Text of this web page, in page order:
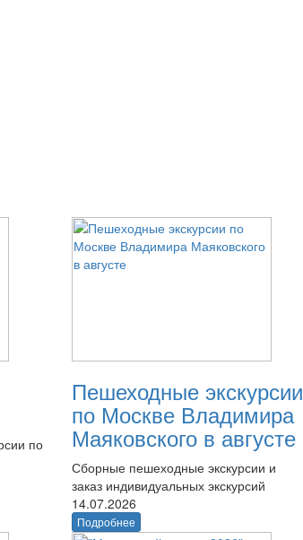
по
Пешеходные экскурсии
по Москве Владимира
Маяковского в августе
Сборные пешеходные экскурсии и
заказ индивидуальных экскурсий
14.07.2026
Подробнее